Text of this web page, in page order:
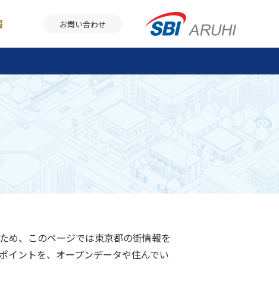
お問い合わせ
め、このページでは東京都の街情報を
イントを、オープンデータや住んでい